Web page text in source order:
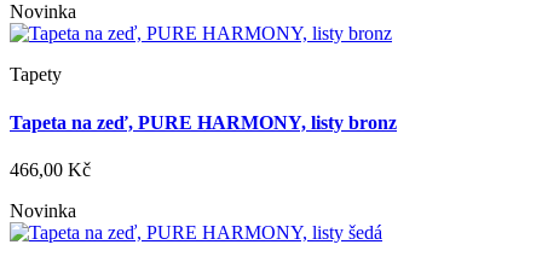
Novinka
Tapety
Tapeta na zeď, PURE HARMONY, listy bronz
466,00 Kč
Novinka